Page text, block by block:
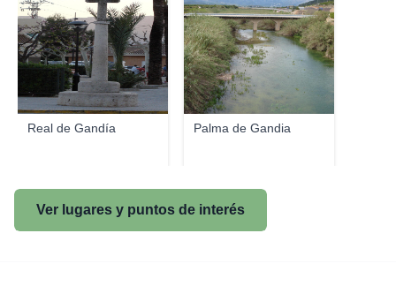
Real de Gandía Palma de Gandia
Ver lugares y puntos de interés